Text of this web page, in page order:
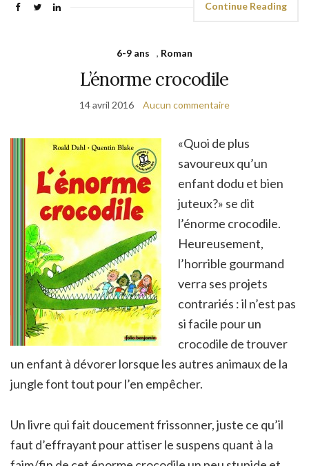
Continue Reading
6-9 ans , Roman
L’énorme crocodile
14 avril 2016 Aucun commentaire
«Quoi de plus
savoureux qu’un
enfant dodu et bien
juteux?» se dit
l’énorme crocodile.
Heureusement,
l’horrible gourmand
verra ses projets
contrariés : il n’est pas
si facile pour un
crocodile de trouver
un enfant à dévorer lorsque les autres animaux de la
jungle font tout pour l’en empêcher.
Un livre qui fait doucement frissonner, juste ce qu’il
faut d’effrayant pour attiser le suspens quant à la